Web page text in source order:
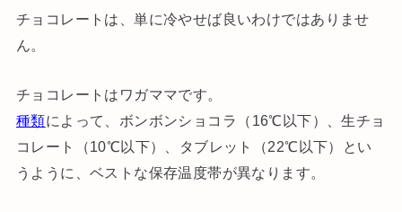
チョコレートは、単に冷やせば良いわけではありませ
ん。
チョコレートはワガママです。
種類によって、ボンボンショコラ（16℃以下）、生チョ
コレート（10℃以下）、タブレット（22℃以下）とい
うように、ベストな保存温度帯が異なります。